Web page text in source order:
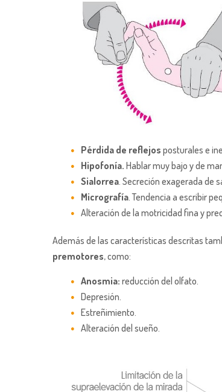
Pérdida de reflejos posturales e
Hipofonía. Hablar muy bajo y de
Sialorrea . Secreción exagerada de
Micrografía . Tendencia a escribir
Alteración de la motricidad fina y
Además de las características descritas
premotores, como:
Anosmia: reducción del olfato.
Depresión.
Estreñimiento.
Alteración del sueño.